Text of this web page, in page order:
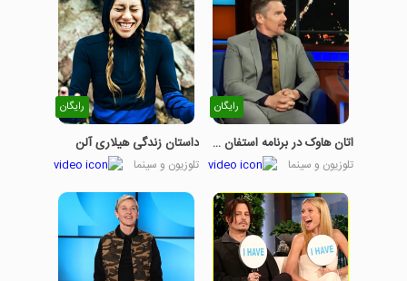
رایگان
اتان هاوک در برنامه استفان کلبرت – قسمت 2
تلوزیون و سینما
رایگان
داستان زندگی هیلاری آلن
تلوزیون و سینما